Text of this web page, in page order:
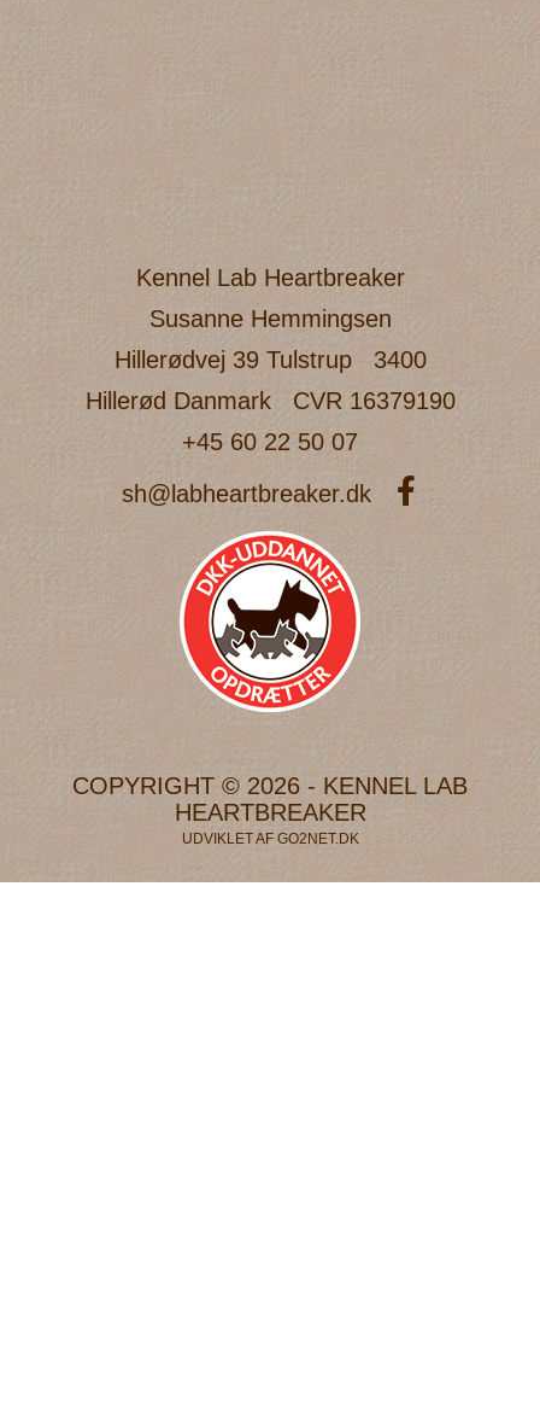
Kennel Lab Heartbreaker
Susanne Hemmingsen
Hillerødvej 39 Tulstrup
3400
Hillerød Danmark
CVR 16379190
+45 60 22 50 07
sh@labheartbreaker.dk
COPYRIGHT © 2026 - KENNEL LAB
HEARTBREAKER
UDVIKLET AF GO2NET.DK